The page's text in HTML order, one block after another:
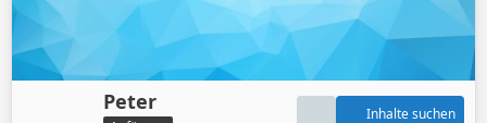
Peter
Inhalte suchen